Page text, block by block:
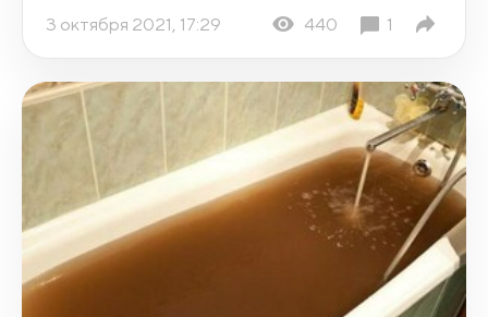
3 октября 2021, 17:29 440 1